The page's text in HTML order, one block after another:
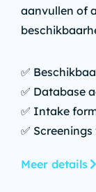
aanvullen of
✅
✅ Database
✅ Intake
✅
Meer details